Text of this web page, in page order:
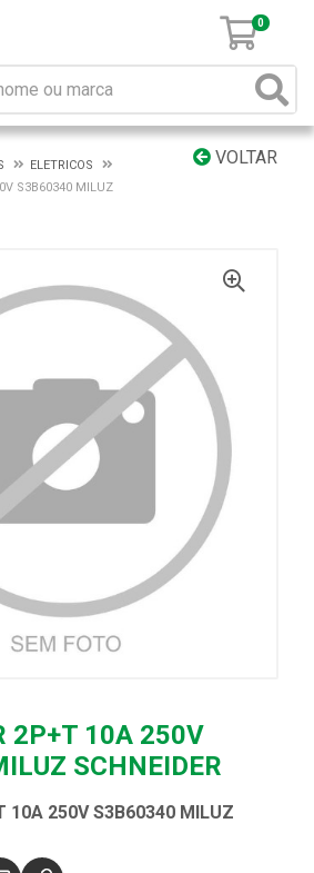
0
VOLTAR
ELETRICOS
S3B60340 MILUZ
2P+T 10A 250V
SCHNEIDER
10A 250V S3B60340 MILUZ